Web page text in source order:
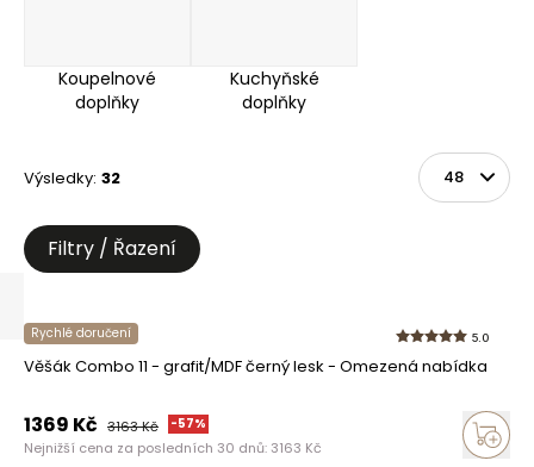
Koupelnové
doplňky
Kuchyňské
doplňky
Řadit
Výsledky: 32 Na stránce
Filtry / Řazení
Rychlé doručení 5.0
Věšák Combo 11 - grafit/MDF černý lesk - Omezená nabídka
1369 Kč 3163Kč -57%
Nejnižší cena za posledních 30 dnů: 3163 Kč